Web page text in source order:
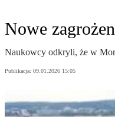
Nowe
Naukowcy odkryli, że w
Publikacja: 09.01.2026 15:05